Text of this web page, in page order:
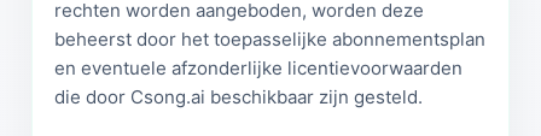
rechten worden aangeboden, worden deze
beheerst door het toepasselijke abonnementsplan
en eventuele afzonderlijke licentievoorwaarden
die door Csong.ai beschikbaar zijn gesteld.